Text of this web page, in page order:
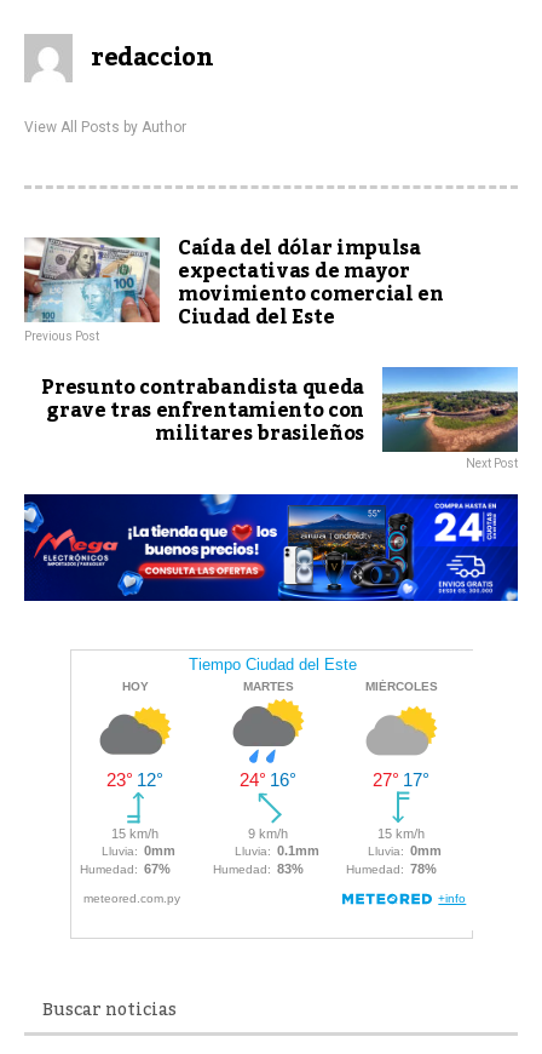
redaccion
View All Posts by Author
Caída del dólar impulsa
expectativas de mayor
movimiento comercial en
Ciudad del Este
Previous Post
Presunto contrabandista queda
grave tras enfrentamiento con
militares brasileños
Next Post